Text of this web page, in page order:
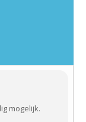
mogelijk.